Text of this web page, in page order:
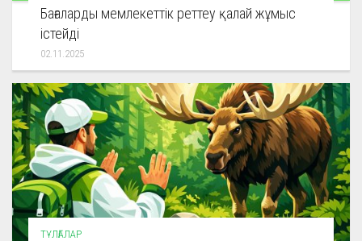
Бағаларды мемлекеттік реттеу қалай жұмыс
істейді
02.11.2025
ТҰЛҒАЛАР